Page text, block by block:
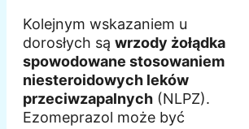
Kolejnym wskazaniem u
dorosłych są wrzody żołądka
spowodowane stosowaniem
niesteroidowych leków
przeciwzapalnych (NLPZ).
Ezomeprazol może być